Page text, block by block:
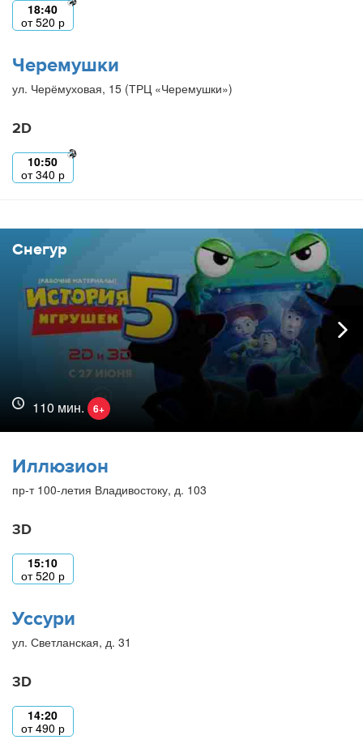
18:40
от520 р
Черемушки
ул. Черёмуховая, 15 (ТРЦ «Черемушки»)
2D
10:50
от340 р
Снегур
110 мин. 6+
Иллюзион
пр-т 100-летия Владивостоку, д. 103
3D
15:10
от520 р
Уссури
ул. Светланская, д. 31
3D
14:20
от490 р